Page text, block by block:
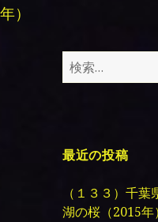
年）
検
索:
最近の投稿
（１３３）千
湖の桜（2015年）